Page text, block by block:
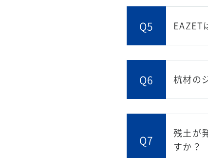
Q5 EAZET
Q6 杭材の
Q7
残土が
すか？